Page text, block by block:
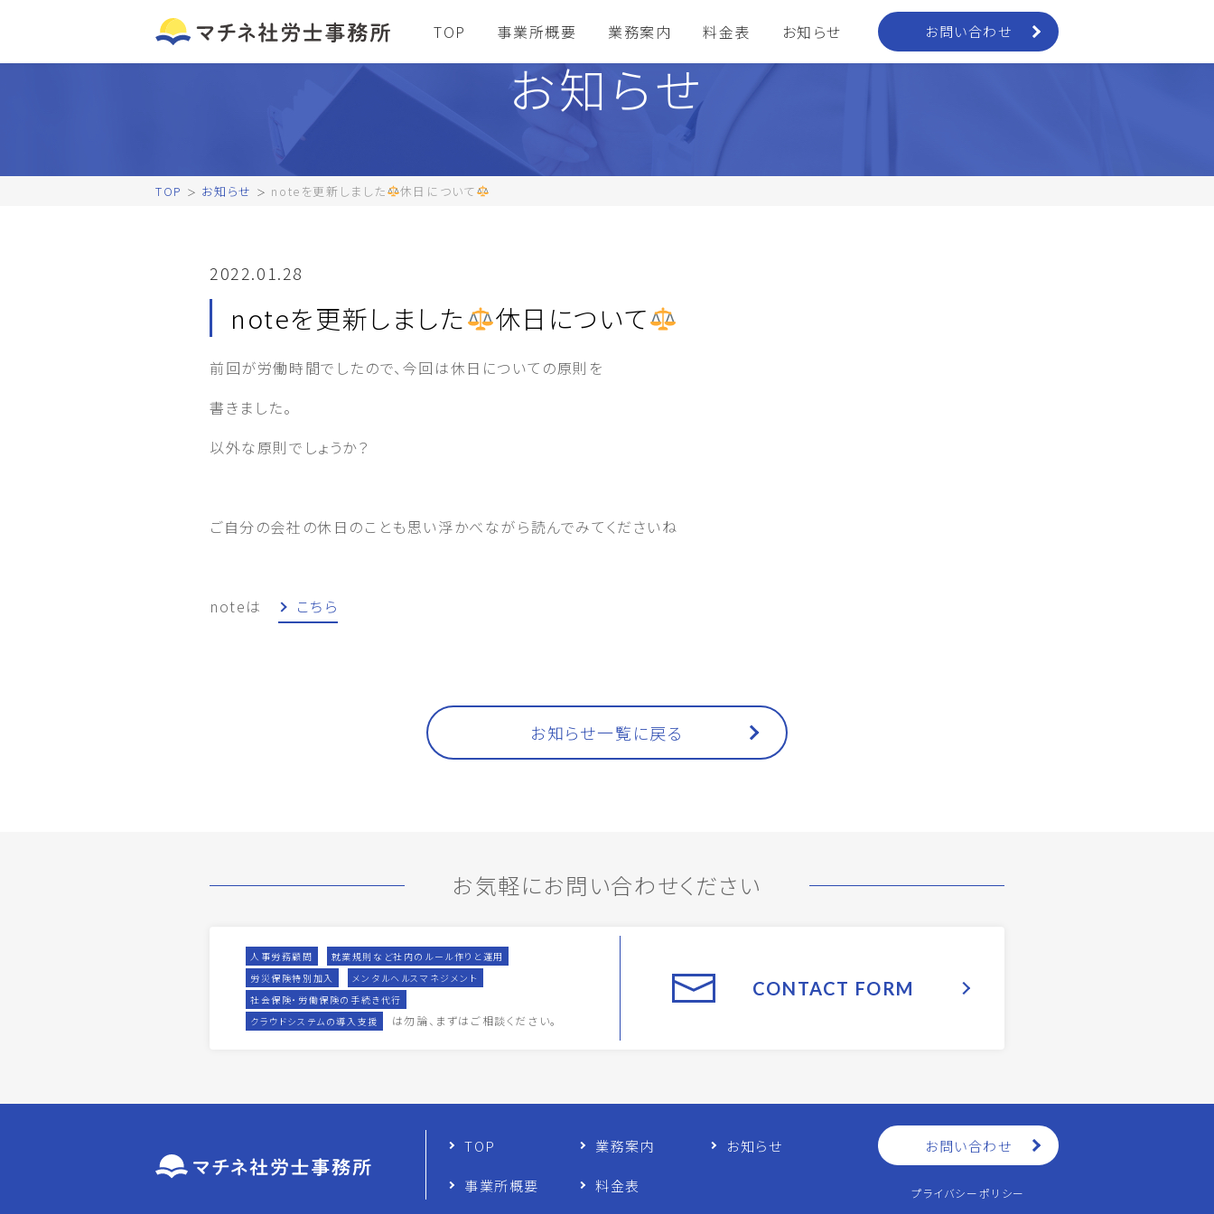
TOP 事業所概要 業務案内 料金表 お知らせ お問い合わせ
お知らせ
TOP お知らせ noteを更新しました 休日について
2022.01.28
noteを更新しました 休日について
前回が労働時間でしたので、今回は休日についての原則を
書きました。
以外な原則でしょうか？
ご自分の会社の休日のことも思い浮かべながら読んでみてくださいね
noteは こちら
お知らせ一覧に戻る
お気軽にお問い合わせください
人事労務顧問
就業規則など社内のルール作りと運用
労災保険特別加入
メンタルヘルスマネジメント
社会保険・労働保険の手続き代行
クラウドシステムの導入支援
は勿論、 まずはご相談ください。
CONTACT FORM
TOP 業務案内 お知らせ
事業所概要 料金表
お問い合わせ
プライバシーポリシー